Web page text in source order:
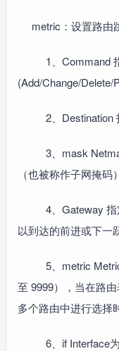
metric：设置路由
1、Command 指
(Add/Change/Delete/
2、Destination 指
3、mask
（也被称作子网掩码
4、Gateway 指定
以到达的前进或下一
5、metric Metric
至 9999），当在路
多个路由中进行选择
6、if Interface为